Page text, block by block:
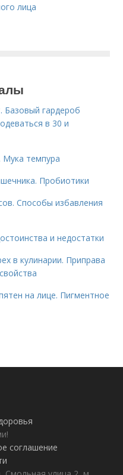
лица
Базовый гардероб
в 30 и
Мука темпура
Пробиотики
Способы избавления
и недостатки
в кулинарии. Приправа
на лице. Пигментное
соглашение